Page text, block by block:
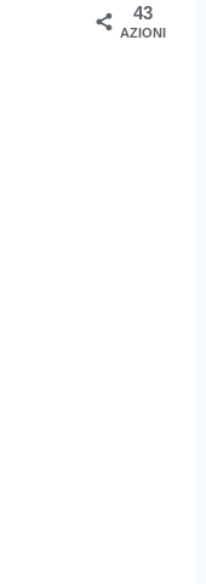
43
AZIONI